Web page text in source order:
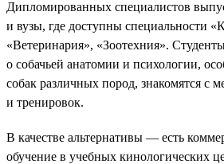
Дипломированных специалистов
и вузы, где доступны специальности
«Ветеринария», «Зоотехния».
о собачьей анатомии и психологии,
собак различных пород, знакомятся с
и тренировок.
В качестве альтернативы — есть
обучение в учебных кинологических